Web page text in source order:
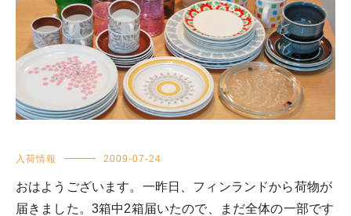
入荷情報 2009-07-24
おはようございます。一昨日、フィンランドから荷物が
届きました。3箱中2箱届いたので、まだ全体の一部です